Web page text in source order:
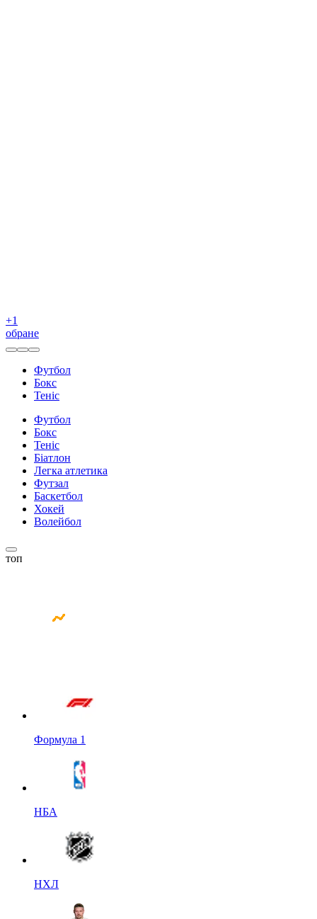
+1
обране
Футбол
Бокс
Теніс
Футбол
Бокс
Теніс
Біатлон
Легка атлетика
Футзал
Баскетбол
Хокей
Волейбол
топ
Формула 1
НБА
НХЛ